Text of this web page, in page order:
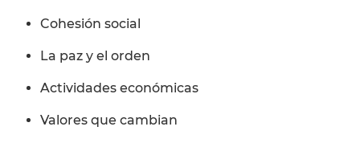
Cohesión social
La paz y el orden
Actividades económicas
Valores que cambian